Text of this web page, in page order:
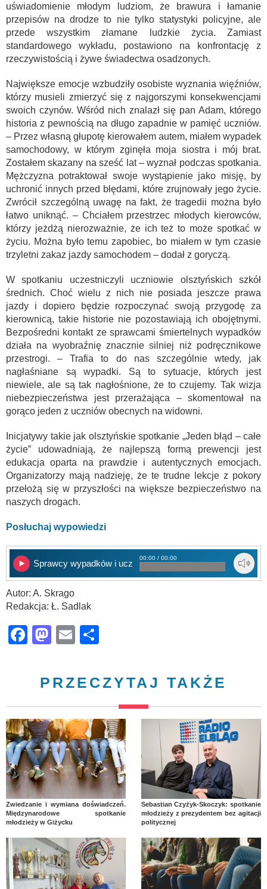
uświadomienie młodym ludziom, że brawura i łamanie
przepisów na drodze to nie tylko statystyki policyjne, ale
przede wszystkim złamane ludzkie życia. Zamiast
standardowego wykładu, postawiono na konfrontację z
rzeczywistością i żywe świadectwa osadzonych.
Największe emocje wzbudziły osobiste wyznania więźniów,
którzy musieli zmierzyć się z najgorszymi konsekwencjami
swoich czynów. Wśród nich znalazł się pan Adam, którego
historia z pewnością na długo zapadnie w pamięć uczniów.
– Przez własną głupotę kierowałem autem, miałem wypadek
samochodowy, w którym zginęła moja siostra i mój brat.
Zostałem skazany na sześć lat – wyznał podczas spotkania.
Mężczyzna potraktował swoje wystąpienie jako misję, by
uchronić innych przed błędami, które zrujnowały jego życie.
Zwrócił szczególną uwagę na fakt, że tragedii można było
łatwo uniknąć. – Chciałem przestrzec młodych kierowców,
którzy jeżdżą nierozważnie, że ich też to może spotkać w
życiu. Można było temu zapobiec, bo miałem w tym czasie
trzyletni zakaz jazdy samochodem – dodał z goryczą.
W spotkaniu uczestniczyli uczniowie olsztyńskich szkół
średnich. Choć wielu z nich nie posiada jeszcze prawa
jazdy i dopiero będzie rozpoczynać swoją przygodę za
kierownicą, takie historie nie pozostawiają ich obojętnymi.
Bezpośredni kontakt ze sprawcami śmiertelnych wypadków
działa na wyobraźnię znacznie silniej niż podręcznikowe
przestrogi. – Trafia to do nas szczególnie wtedy, jak
nagłaśniane są wypadki. Są to sytuacje, których jest
niewiele, ale są tak nagłośnione, że to czujemy. Tak wizja
niebezpieczeństwa jest przerażająca – skomentował na
gorąco jeden z uczniów obecnych na widowni.
Inicjatywy takie jak olsztyńskie spotkanie „Jeden błąd – całe
życie” udowadniają, że najlepszą formą prewencji jest
edukacja oparta na prawdzie i autentycznych emocjach.
Organizatorzy mają nadzieję, że te trudne lekcje z pokory
przełożą się w przyszłości na większe bezpieczeństwo na
naszych drogach.
Posłuchaj wypowiedzi
Sprawcy wypadków i uczniowie
00:00 / 00:00
Autor: A. Skrago
Redakcja: Ł. Sadlak
Facebook
Mastodon
Email
PRZECZYTAJ TAKŻE
Zwiedzanie i wymiana doświadczeń.
Międzynarodowe spotkanie
młodzieży w Giżycku
Sebastian Czyżyk-Skoczyk: spotkanie
młodzieży z prezydentem bez agitacji
politycznej